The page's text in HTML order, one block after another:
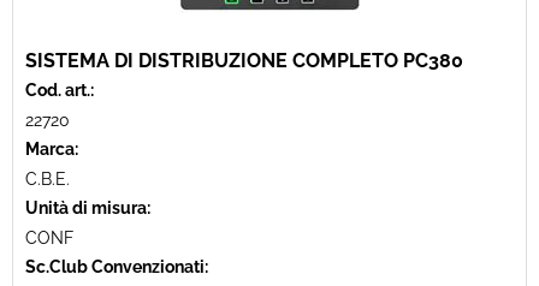
SISTEMA DI DISTRIBUZIONE COMPLETO PC380
Cod. art.:
22720
Marca:
C.B.E.
Unità di misura:
CONF
Sc.Club Convenzionati: